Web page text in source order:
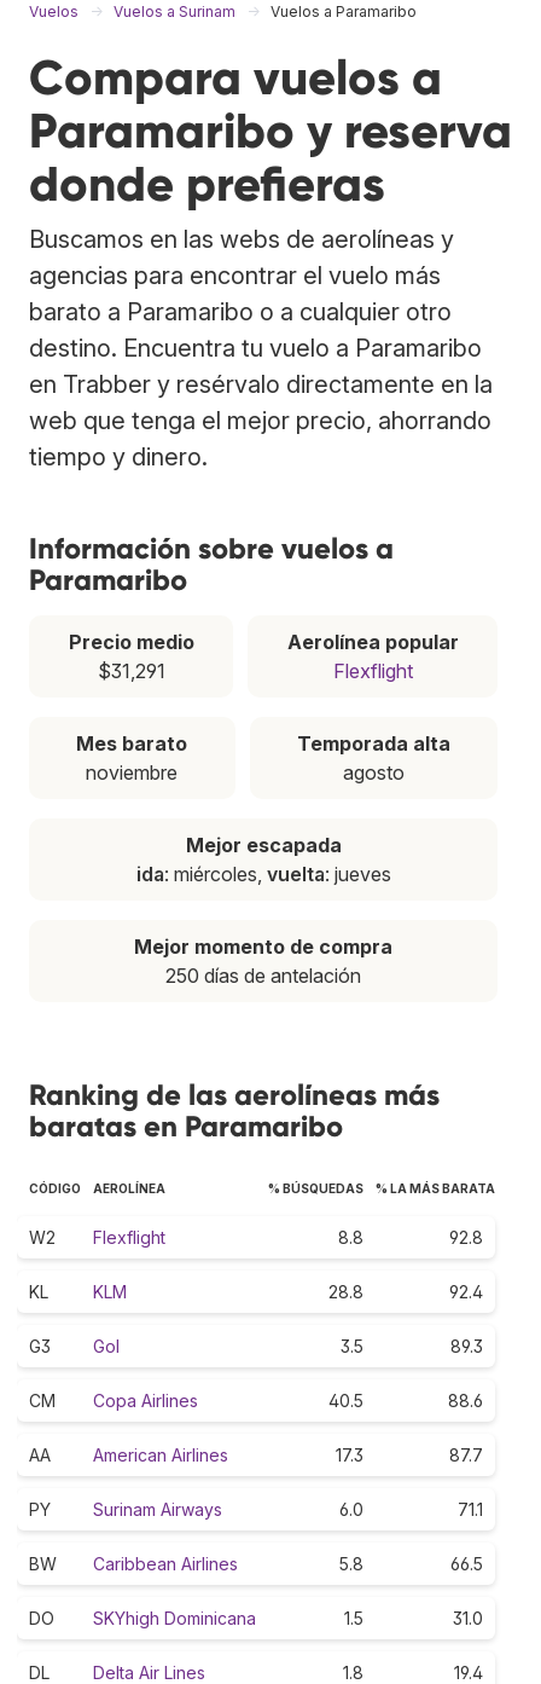
Vuelos Vuelos a Surinam Vuelos a Paramaribo
Compara vuelos a
Paramaribo y reserva
donde prefieras
Buscamos en las webs de aerolíneas y
agencias para encontrar el vuelo más
barato a Paramaribo o a cualquier otro
destino. Encuentra tu vuelo a Paramaribo
en Trabber y resérvalo directamente en la
web que tenga el mejor precio, ahorrando
tiempo y dinero.
Información sobre vuelos a
Paramaribo
Precio medio
$31,291
Aerolínea popular
Flexflight
Mes barato
noviembre
Temporada alta
agosto
Mejor escapada
ida: miércoles, vuelta: jueves
Mejor momento de compra
250 días de antelación
Ranking de las aerolíneas más
baratas en Paramaribo
CÓDIGO AEROLÍNEA % BÚSQUEDAS % LA MÁS BARATA
W2 Flexflight 8.8 92.8
KL KLM 28.8 92.4
G3 Gol 3.5 89.3
CM Copa Airlines 40.5 88.6
AA American Airlines 17.3 87.7
PY Surinam Airways 6.0 71.1
BW Caribbean Airlines 5.8 66.5
DO SKYhigh Dominicana 1.5 31.0
DL Delta Air Lines 1.8 19.4